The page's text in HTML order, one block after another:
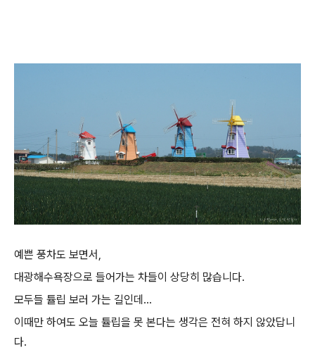
예쁜 풍차도 보면서,
대광해수욕장으로 들어가는 차들이 상당히 많습니다.
모두들 튤립 보러 가는 길인데...
이때만 하여도 오늘 튤립을 못 본다는 생각은 전혀 하지 않았답니
다.